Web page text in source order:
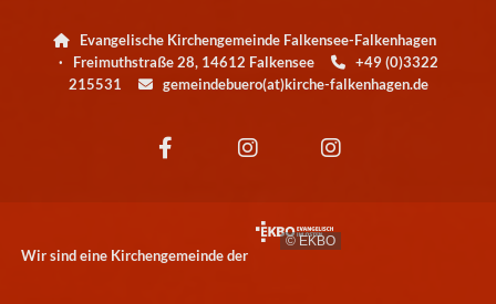

Evangelische Kirchengemeinde Falkensee-Falkenhagen
· Freimuthstraße 28, 14612 Falkensee
+49 (0)3322
215531
gemeindebuero(at)kirche-falkenhagen.de
Wir sind eine Kirchengemeinde der
© EKBO